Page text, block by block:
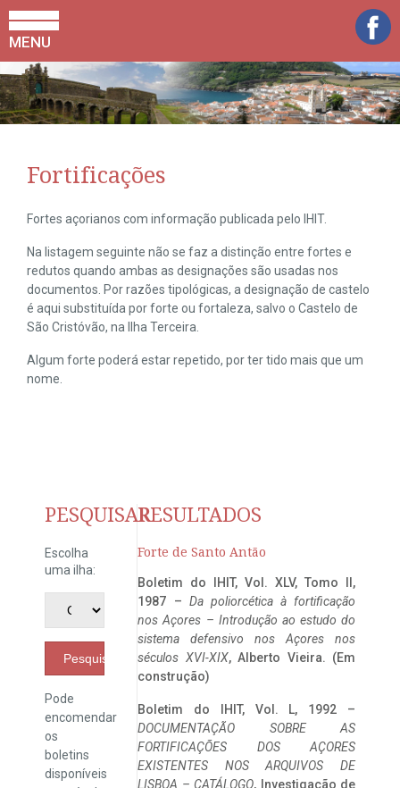
MENU
Fortificações
Fortes açorianos com informação publicada pelo IHIT.
Na listagem seguinte não se faz a distinção entre fortes e
redutos quando ambas as designações são usadas nos
documentos. Por razões tipológicas, a designação de castelo
é aqui substituída por forte ou fortaleza, salvo o Castelo de
São Cristóvão, na Ilha Terceira.
Algum forte poderá estar repetido, por ter tido mais que um
nome.
PESQUISAR
Escolha
uma ilha:
Pesquisar
Pode
encomendar
os
boletins
disponíveis
RESULTADOS
Forte de Santo Antão
Boletim do IHIT, Vol. XLV, Tomo II,
1987 – Da poliorcética à fortificação
nos Açores – Introdução ao estudo do
sistema defensivo nos Açores nos
séculos XVI-XIX, Alberto Vieira. (Em
construção)
Boletim do IHIT, Vol. L, 1992 –
DOCUMENTAÇÃO SOBRE AS
FORTIFICAÇÕES DOS AÇORES
EXISTENTES NOS ARQUIVOS DE
LISBOA – CATÁLOGO, Investigação de